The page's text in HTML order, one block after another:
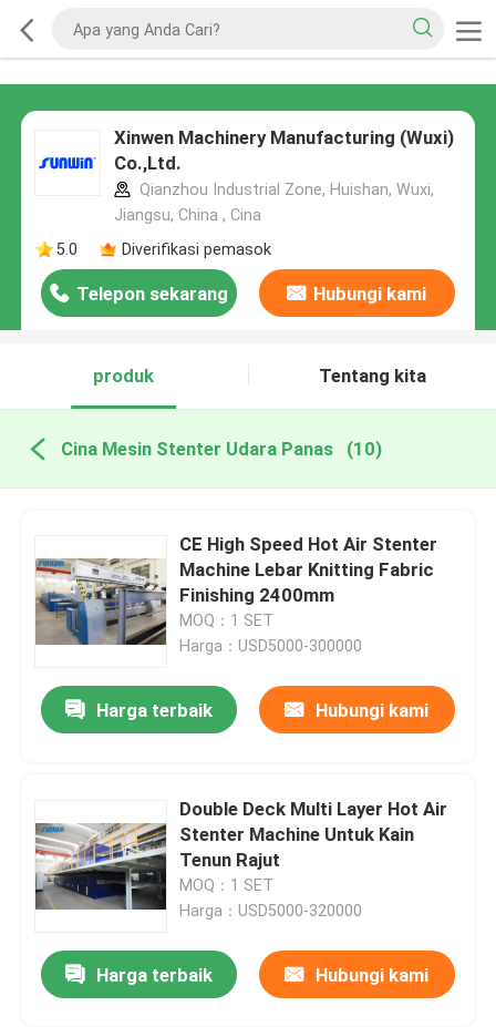
Xinwen Machinery Manufacturing (Wuxi)
Co.,Ltd.
Qianzhou Industrial Zone, Huishan, Wuxi,
Jiangsu, China , Cina
5.0
Diverifikasi pemasok
Telepon sekarang Hubungi kami
produk Tentang kita
Cina Mesin Stenter Udara Panas (10)
CE High Speed ​​Hot Air Stenter
Machine Lebar Knitting Fabric
Finishing 2400mm
MOQ：1 SET
Harga：USD5000-300000
Harga terbaik Hubungi kami
Double Deck Multi Layer Hot Air
Stenter Machine Untuk Kain
Tenun Rajut
MOQ：1 SET
Harga：USD5000-320000
Harga terbaik Hubungi kami